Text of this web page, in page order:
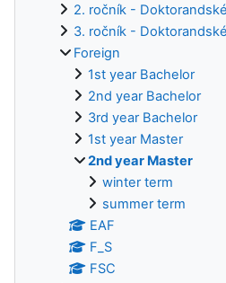
2. ročník -
3. ročník -
Foreign
1st year Bachelor
2nd year Bachelor
3rd year Bachelor
1st year Master
2nd year Master
winter term
summer term
EAF
F_S
FSC